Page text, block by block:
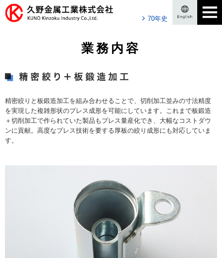
70年史
業務内容
精密絞りと板鍛造加工を組み合わせることで、切削加工並みの寸法精度
を実現した複雑形状のプレス成形を可能にしています。これまで板鍛造
＋切削加工で作られていた製品もプレス量産化でき、大幅なコストダウ
ンに貢献。高度なプレス技術を要する厚板の絞り成形にも対応していま
す。